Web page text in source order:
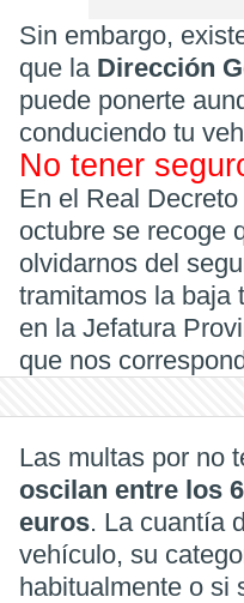
Sin embargo,
que la Dirección
puede ponerte
conduciendo tu
No tener
En el Real
octubre se recoge
olvidarnos del
tramitamos la baja
en la Jefatura
que nos
Las multas por no
oscilan entre los
euros. La cuantía
vehículo, su
habitualmente o si